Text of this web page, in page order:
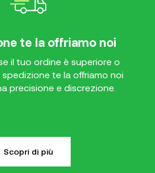
te la offriamo noi
il tuo ordine è superiore o
te la offriamo noi
precisione e discrezione.
Scopri di più